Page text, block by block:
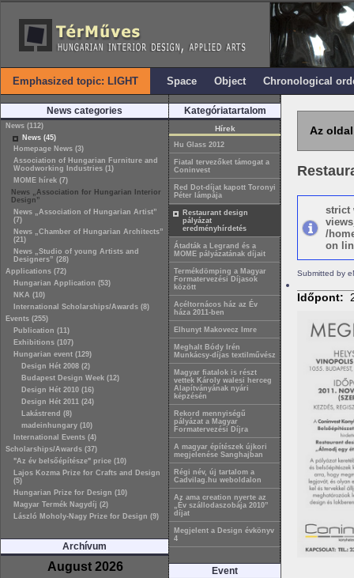
Emphasized topic: LIGHT Space Object Chronological
News categories
News (112)
News (45)
Homepage News (3)
Association of Hungarian Furniture and
Woodworking Industries (1)
MOME hírek (7)
News „Association for Hungarian Interior
Design”
News „Association of Hungarian Artist”
(7)
News „Chamber of Hungarian Architects”
(21)
News „Studio of young Artists and
Designers” (28)
Applications (72)
Hungarian Application (53)
NKA (10)
International Scholarships/Awards (8)
Events (255)
Publication (11)
Exhibitions (107)
Hungarian event (129)
Design Hét 2008 (2)
Budapest Design Week (12)
Design Hét 2010 (16)
Design Hét 2011 (24)
Lakástrend (8)
madeinhungary (10)
International Events (4)
Scholarships/Awards (37)
"Az év belsőépítésze" price (10)
Lajos Kozma Prize for Crafts and Design
(5)
Hungarian Prize for Design (10)
Magyar Termék Nagydíj (2)
László Moholy-Nagy Prize for Design (9)
Archívum
August 2026
Kategóriatartalom
Hírek
Hu Glass 2012
Fiatal tervezőket támogat a
Coninvest
Red Dot-díjat kapott Toronyi
Péter lámpája
Restaurant design
pályázat
eredményhírdetés
Átadták a Legrand és a
MOME pályázatának díjait
Termékdömping a Magyar
Formatervezési Díjasok
között
Acéltornácos ház az Év
háza 2011-ben
Elhunyt Makovecz Imre
Meghalt Bódy Irén
Munkácsy-díjas textilművész
Magyar fiatalok is részt
vettek Károly walesi herceg
Alapítványának nyári
képzésén
Rekord mennyiségű
pályázat a Magyar
Formatervezési Díjra
A magyar építészek újkori
megjelenése Sanghajban
Régi név, új tartalom a
Cadvilag.hu weboldalon
Az ama creation nyerte az
„Év szállodaszobája 2010”
díjat
Megjelent a Design évkönyv
4
Event
Az
strict
/
on
Submitted by
Időpont: